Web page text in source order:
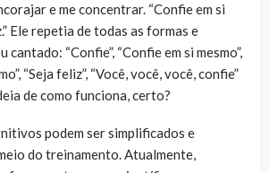
e me concentrar. “Confie em si
Ele repetia de todas as formas e
“Confie”, “Confie em si mesmo”,
“Seja feliz”, “Você, você, você, confie”
de como funciona, certo?
podem ser simplificados e
do treinamento. Atualmente,